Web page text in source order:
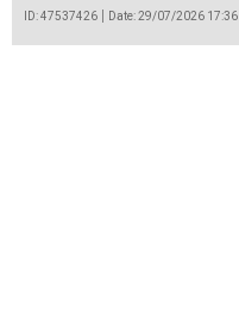
ID: 47537426 Date: 29/07/2026 17:36